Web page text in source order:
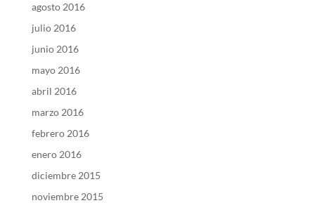
agosto 2016
julio 2016
junio 2016
mayo 2016
abril 2016
marzo 2016
febrero 2016
enero 2016
diciembre 2015
noviembre 2015